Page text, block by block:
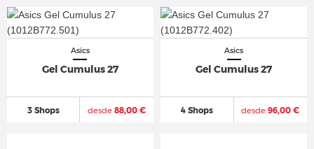
Asics
Gel Cumulus 27
3 Shops desde88,00 €
Asics
Gel Cumulus 27
4 Shops desde 96,00 €